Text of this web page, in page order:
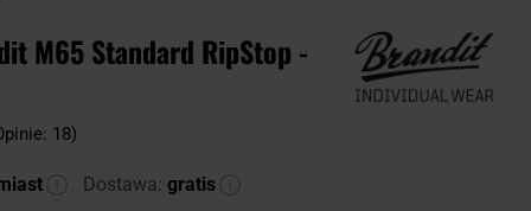
M65 Standard RipStop -
18)
Dostawa: gratis